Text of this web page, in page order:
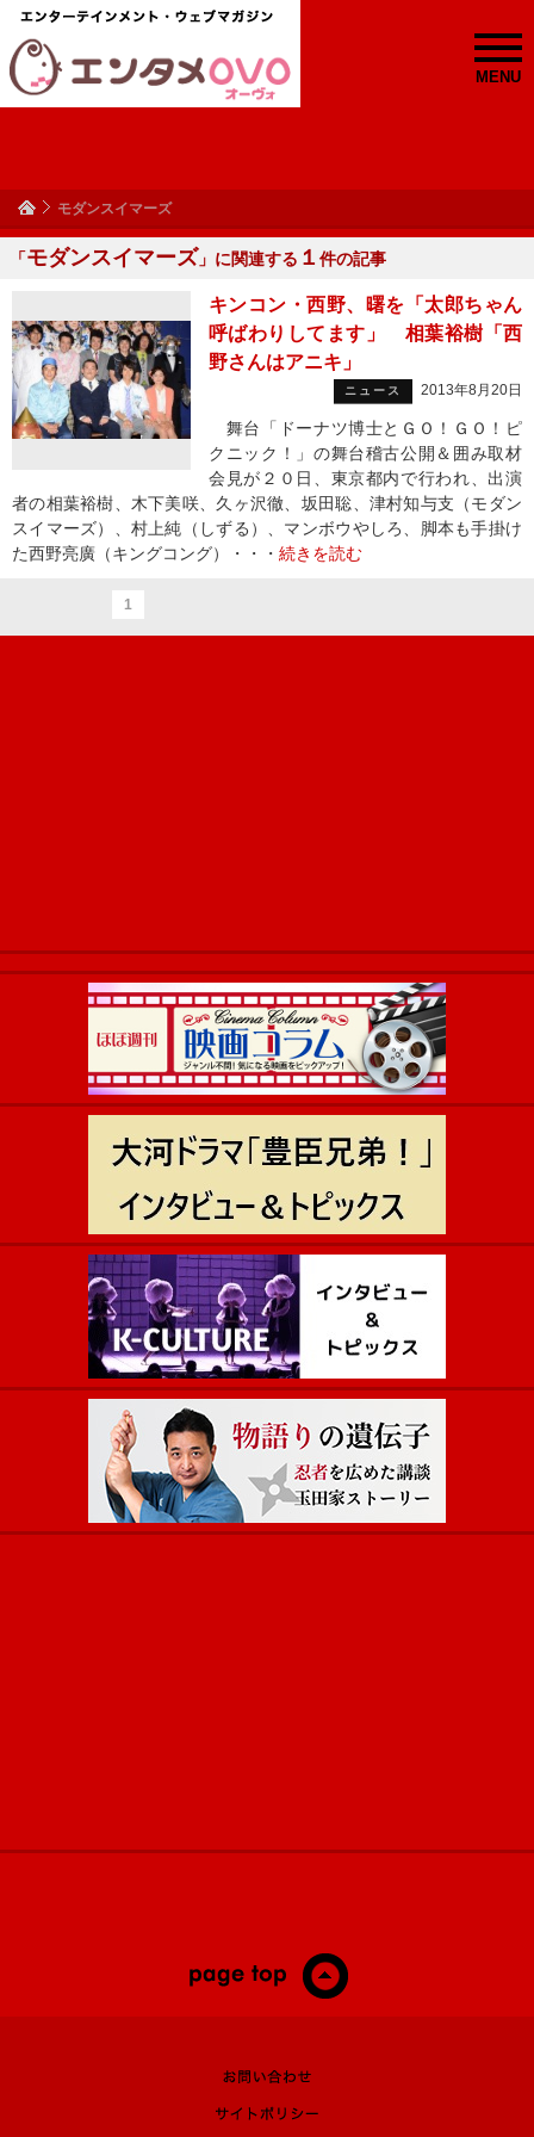
MENU
モダンスイマーズ
「モダンスイマーズ 」に関連する １ 件の記事
キンコン・西野、曙を「太郎ちゃん
呼ばわりしてます」 相葉裕樹「西
野さんはアニキ」
ニュース 2013年8月20日
舞台「ドーナツ博士とＧＯ！ＧＯ！ピ
クニック！」の舞台稽古公開＆囲み取材
会見が２０日、東京都内で行われ、出演
者の相葉裕樹、木下美咲、久ヶ沢徹、坂田聡、津村知与支（モダン
スイマーズ）、村上純（しずる）、マンボウやしろ、脚本も手掛け
た西野亮廣（キングコング）・・・ 続きを読む
1